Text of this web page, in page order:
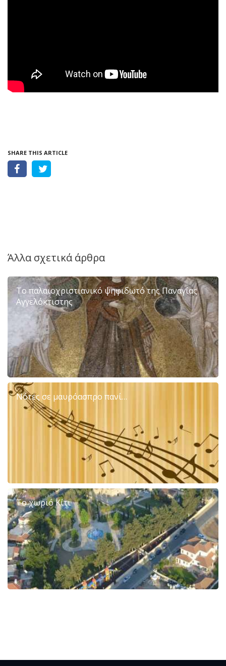
SHARE THIS ARTICLE
Άλλα σχετικά άρθρα
Το παλαιοχριστιανικό ψηφιδωτό της Παναγίας
Αγγελόκτιστης
Νότες σε μαυρόασπρο πανί…
To χωριό Κίτι